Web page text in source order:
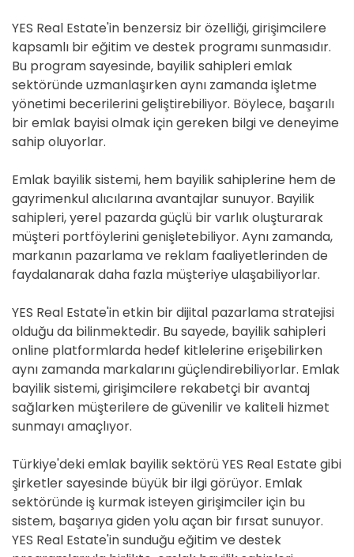
YES Real Estate'in benzersiz bir özelliği, girişimcilere
kapsamlı bir eğitim ve destek programı sunmasıdır.
Bu program sayesinde, bayilik sahipleri emlak
sektöründe uzmanlaşırken aynı zamanda işletme
yönetimi becerilerini geliştirebiliyor. Böylece, başarılı
bir emlak bayisi olmak için gereken bilgi ve deneyime
sahip oluyorlar.
Emlak bayilik sistemi, hem bayilik sahiplerine hem de
gayrimenkul alıcılarına avantajlar sunuyor. Bayilik
sahipleri, yerel pazarda güçlü bir varlık oluşturarak
müşteri portföylerini genişletebiliyor. Aynı zamanda,
markanın pazarlama ve reklam faaliyetlerinden de
faydalanarak daha fazla müşteriye ulaşabiliyorlar.
YES Real Estate'in etkin bir dijital pazarlama stratejisi
olduğu da bilinmektedir. Bu sayede, bayilik sahipleri
online platformlarda hedef kitlelerine erişebilirken
aynı zamanda markalarını güçlendirebiliyorlar. Emlak
bayilik sistemi, girişimcilere rekabetçi bir avantaj
sağlarken müşterilere de güvenilir ve kaliteli hizmet
sunmayı amaçlıyor.
Türkiye'deki emlak bayilik sektörü YES Real Estate gibi
şirketler sayesinde büyük bir ilgi görüyor. Emlak
sektöründe iş kurmak isteyen girişimciler için bu
sistem, başarıya giden yolu açan bir fırsat sunuyor.
YES Real Estate'in sunduğu eğitim ve destek